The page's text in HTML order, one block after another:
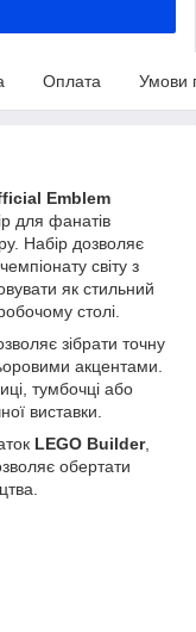
Оплата Умови
Emblem
для фанатів
Набір дозволяє
світу з
як стильний
столі.
зібрати точну
акцентами.
тумбочці або
виставки.
LEGO Builder,
обертати